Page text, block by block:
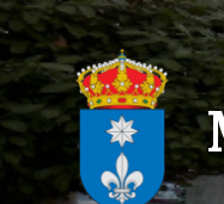
Skip
to
content
Saltar
a
la
navegación
principal
Saltar
a
pie
de
página